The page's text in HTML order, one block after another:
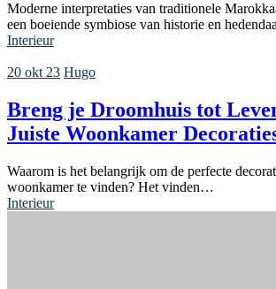
Moderne interpretaties van traditionele
een boeiende symbiose van historie en
Interieur
20 okt 23 Hugo
Breng je Droomhuis tot
Juiste Woonkamer
Waarom is het belangrijk om de perfecte
woonkamer te vinden? Het vinden…
Interieur